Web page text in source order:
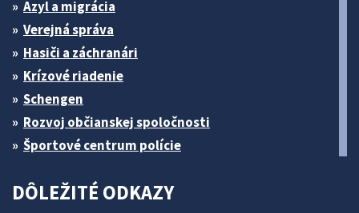
Azyl a migrácia
Verejná správa
Hasiči a záchranári
Krízové riadenie
Schengen
Rozvoj občianskej spoločnosti
Športové centrum polície
DÔLEŽITÉ ODKAZY